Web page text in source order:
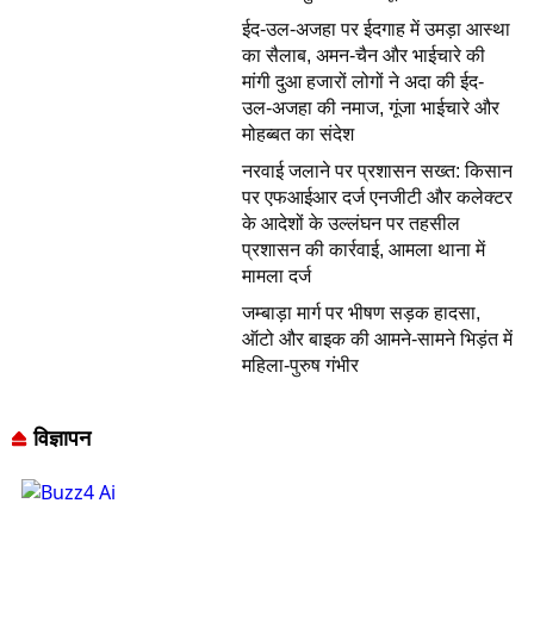
ईद-उल-अजहा पर ईदगाह में उमड़ा आस्था
का सैलाब, अमन-चैन और भाईचारे की
मांगी दुआ हजारों लोगों ने अदा की ईद-
उल-अजहा की नमाज, गूंजा भाईचारे और
मोहब्बत का संदेश
नरवाई जलाने पर प्रशासन सख्त: किसान
पर एफआईआर दर्ज एनजीटी और कलेक्टर
के आदेशों के उल्लंघन पर तहसील
प्रशासन की कार्रवाई, आमला थाना में
मामला दर्ज
जम्बाड़ा मार्ग पर भीषण सड़क हादसा,
ऑटो और बाइक की आमने-सामने भिड़ंत में
महिला-पुरुष गंभीर
विज्ञापन